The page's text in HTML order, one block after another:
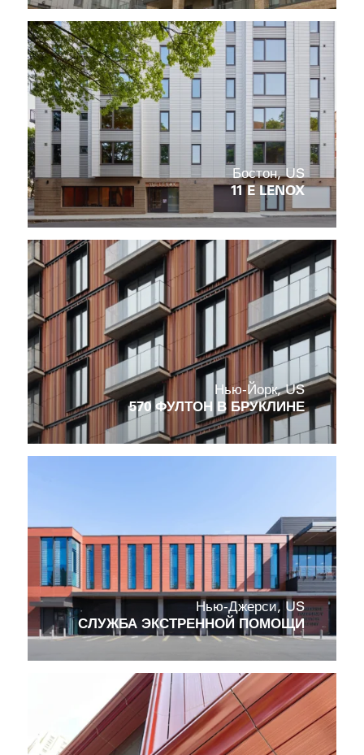
Бостон, US
11 E LENOX
Нью-Йорк, US
570 ФУЛТОН В БРУКЛИНЕ
Нью-Джерси, US
СЛУЖБА ЭКСТРЕННОЙ ПОМОЩИ